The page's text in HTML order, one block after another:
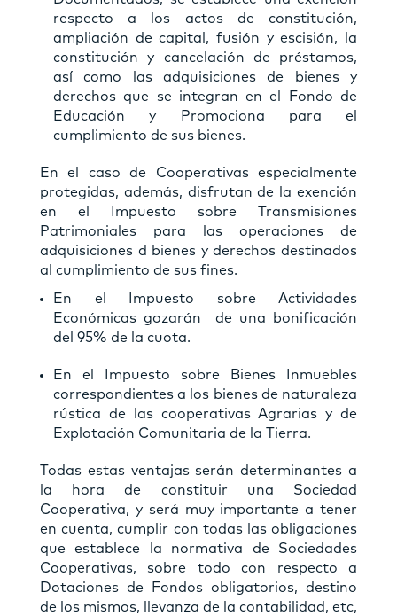
respecto a los actos de constitución,
ampliación de capital, fusión y escisión, la
constitución y cancelación de préstamos,
así como las adquisiciones de bienes y
derechos que se integran en el Fondo de
Educación y Promociona para el
cumplimiento de sus bienes.
En el caso de Cooperativas especialmente
protegidas, además, disfrutan de la exención
en el Impuesto sobre Transmisiones
Patrimoniales para las operaciones de
adquisiciones d bienes y derechos destinados
al cumplimiento de sus fines.
En el Impuesto sobre Actividades
Económicas gozarán de una bonificación
del 95% de la cuota.
En el Impuesto sobre Bienes Inmuebles
correspondientes a los bienes de naturaleza
rústica de las cooperativas Agrarias y de
Explotación Comunitaria de la Tierra.
Todas estas ventajas serán determinantes a
la hora de constituir una Sociedad
Cooperativa, y será muy importante a tener
en cuenta, cumplir con todas las obligaciones
que establece la normativa de Sociedades
Cooperativas, sobre todo con respecto a
Dotaciones de Fondos obligatorios, destino
de los mismos, llevanza de la contabilidad, etc,